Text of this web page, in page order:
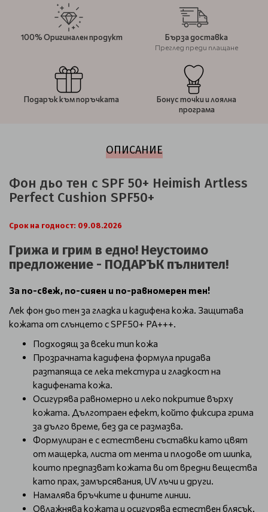
100% Оригинален продукт Бърза доставка
Преглед преди плащане
Подарък към поръчката
Бонус точки и лоялна
програма
ОПИСАНИЕ
Фон дьо тен с SPF 50+ Heimish Artless
Perfect Cushion SPF50+
Срок на годност: 09.08.2026
Грижа и грим в едно! Неустоимо
предложение - ПОДАРЪК пълнител!
За по-свеж, по-сияен и по-равномерен тен!
Лек фон дьо тен за гладка и кадифена кожа. Защитава
кожата от слънцето с SPF50+ PA+++.
Подходящ за всеки тип кожа
Прозрачната кадифена формула придава
разтапяща се лека текстура и гладкост на
кадифената кожа.
Осигурява равномерно и леко покритие върху
кожата. Дълготраен ефект, който фиксира грима
за дълго време, без да се размазва.
Формулиран е с естествени съставки като цвят
от мащерка, листа от мента и плодове от шипка,
които предпазват кожата ви от вредни вещества
като прах, замърсявания, UV лъчи и други.
Намалява бръчките и фините линии.
Овлажнява кожата и осигурява естествен блясък.